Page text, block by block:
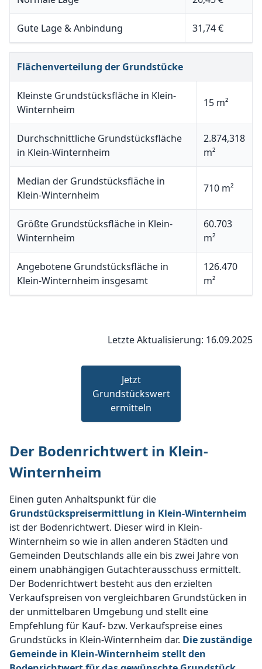
Gute Lage & Anbindung 31,74 €
Flächenverteilung der Grundstücke
Kleinste Grundstücksfläche in Klein-
Winternheim
15 m²
Durchschnittliche Grundstücksfläche
in Klein-Winternheim
2.874,318
m²
Median der Grundstücksfläche in
Klein-Winternheim
710 m²
Größte Grundstücksfläche in Klein-
Winternheim
60.703
m²
Angebotene Grundstücksfläche in
Klein-Winternheim insgesamt
126.470
m²
Letzte Aktualisierung: 16.09.2025
Jetzt
Grundstückswert
ermitteln
Der Bodenrichtwert in Klein-
Winternheim
Einen guten Anhaltspunkt für die
Grundstückspreisermittlung in Klein-Winternheim
ist der Bodenrichtwert. Dieser wird in Klein-
Winternheim so wie in allen anderen Städten und
Gemeinden Deutschlands alle ein bis zwei Jahre von
einem unabhängigen Gutachterausschuss ermittelt.
Der Bodenrichtwert besteht aus den erzielten
Verkaufspreisen von vergleichbaren Grundstücken in
der unmittelbaren Umgebung und stellt eine
Empfehlung für Kauf- bzw. Verkaufspreise eines
Grundstücks in Klein-Winternheim dar. Die zuständige
Gemeinde in Klein-Winternheim stellt den